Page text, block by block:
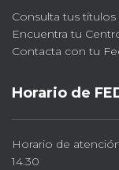
Consulta tus títulos
Encuentra tu
Contacta con tu
Horario de
Horario de
14.30